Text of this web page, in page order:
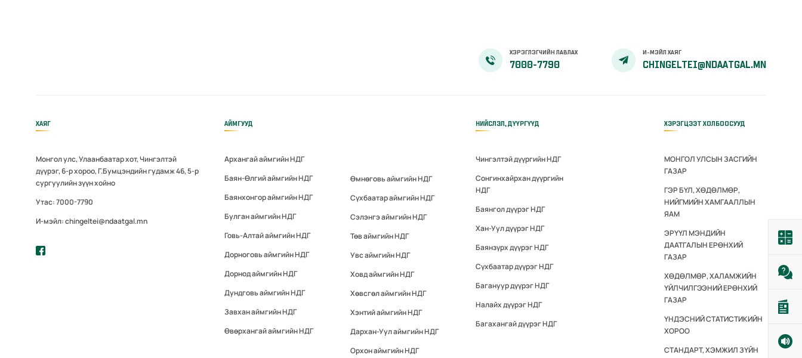
ХЭРЭГЛЭГЧИЙН ЛАВЛАХ
7000-7790
И-МЭЙЛ ХАЯГ
CHINGELTEI@NDAATGAL.MN
ХАЯГ
Монгол улс, Улаанбаатар хот, Чингэлтэй
дүүрэг, 6-р хороо, Г.Бумцэндийн гудамж 46, 5-р
сургуулийн зүүн хойно
Утас: 7000-7790
И-мэйл: chingeltei@ndaatgal.mn
АЙМГУУД
Архангай аймгийн НДГ
Баян-Өлгий аймгийн НДГ
Баянхонгор аймгийн НДГ
Булган аймгийн НДГ
Говь-Алтай аймгийн НДГ
Дорноговь аймгийн НДГ
Дорнод аймгийн НДГ
Дундговь аймгийн НДГ
Завхан аймгийн НДГ
Өвөрхангай аймгийн НДГ
Өмнөговь аймгийн НДГ
Сүхбаатар аймгийн НДГ
Сэлэнгэ аймгийн НДГ
Төв аймгийн НДГ
Увс аймгийн НДГ
Ховд аймгийн НДГ
Хөвсгөл аймгийн НДГ
Хэнтий аймгийн НДГ
Дархан-Уул аймгийн НДГ
Орхон аймгийн НДГ
НИЙСЛЭЛ, ДҮҮРГҮҮД
Чингэлтэй дүүргийн НДГ
Сонгинхайрхан дүүргийн
НДГ
Баянгол дүүрэг НДГ
Хан-Уул дүүрэг НДГ
Баянзүрх дүүрэг НДГ
Сүхбаатар дүүрэг НДГ
Багануур дүүрэг НДГ
Налайх дүүрэг НДГ
Багахангай дүүрэг НДГ
ХЭРЭГЦЭЭТ ХОЛБООСУУД
МОНГОЛ УЛСЫН ЗАСГИЙН
ГАЗАР
ГЭР БҮЛ, ХӨДӨЛМӨР,
НИЙГМИЙН ХАМГААЛЛЫН
ЯАМ
ЭРҮҮЛ МЭНДИЙН
ДААТГАЛЫН ЕРӨНХИЙ
ГАЗАР
ХӨДӨЛМӨР, ХАЛАМЖИЙН
ҮЙЛЧИЛГЭЭНИЙ ЕРӨНХИЙ
ГАЗАР
ҮНДЭСНИЙ СТАТИСТИКИЙН
ХОРОО
СТАНДАРТ, ХЭМЖИЛ ЗҮЙН